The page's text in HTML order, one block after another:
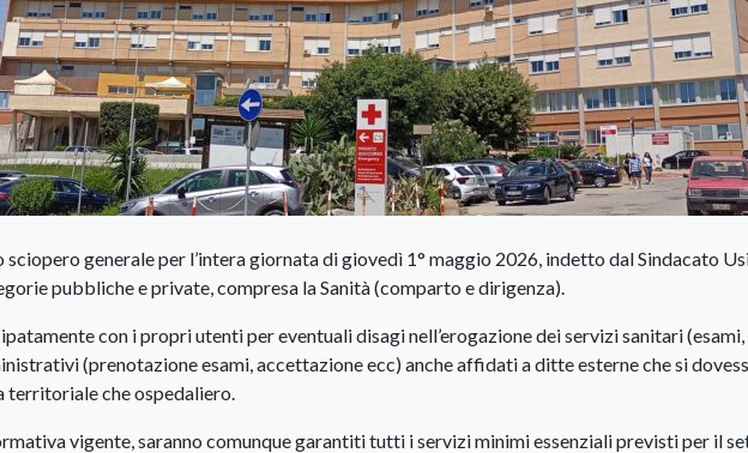
sciopero generale per l’intera giornata di giovedì 1° maggio 2026, indetto dal Sindacato
pubbliche e private, compresa la Sanità (comparto e dirigenza).
con i propri utenti per eventuali disagi nell’erogazione dei servizi sanitari (esami,
(prenotazione esami, accettazione ecc) anche affidati a ditte esterne che si
territoriale che ospedaliero.
vigente, saranno comunque garantiti tutti i servizi minimi essenziali previsti per il